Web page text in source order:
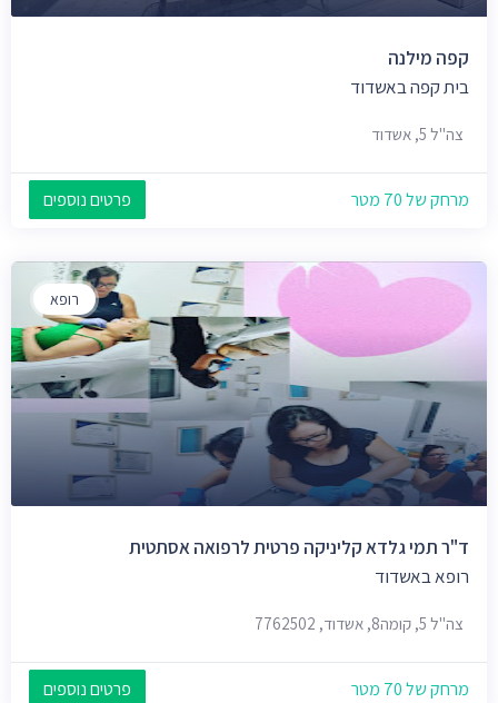
קפה מילנה
בית קפה באשדוד
צה"ל 5, אשדוד
מרחק של 70 מטר פרטים נוספים
רופא
ד"ר תמי גלדא קליניקה פרטית לרפואה אסתטית
רופא באשדוד
צה"ל 5, קומה8, אשדוד, 7762502
מרחק של 70 מטר פרטים נוספים